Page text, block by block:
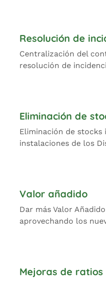
Resolución de
Centralización del
resolución de
Eliminación de
Eliminación de stocks
instalaciones de los
Valor añadido
Dar más Valor
aprovechando los
Mejoras de ratios